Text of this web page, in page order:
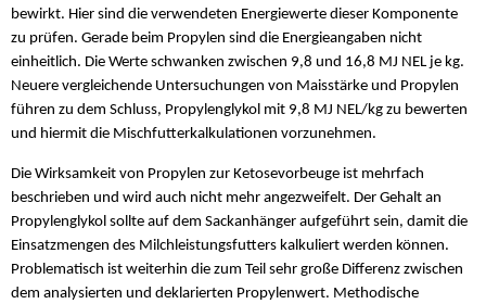
bewirkt. Hier sind die verwendeten Energiewerte dieser Komponente
zu prüfen. Gerade beim Propylen sind die Energieangaben nicht
einheitlich. Die Werte schwanken zwischen 9,8 und 16,8 MJ NEL je kg.
Neuere vergleichende Untersuchungen von Maisstärke und Propylen
führen zu dem Schluss, Propylenglykol mit 9,8 MJ NEL/kg zu bewerten
und hiermit die Mischfutterkalkulationen vorzunehmen.
Die Wirksamkeit von Propylen zur Ketosevorbeuge ist mehrfach
beschrieben und wird auch nicht mehr angezweifelt. Der Gehalt an
Propylenglykol sollte auf dem Sackanhänger aufgeführt sein, damit die
Einsatzmengen des Milchleistungsfutters kalkuliert werden können.
Problematisch ist weiterhin die zum Teil sehr große Differenz zwischen
dem analysierten und deklarierten Propylenwert. Methodische